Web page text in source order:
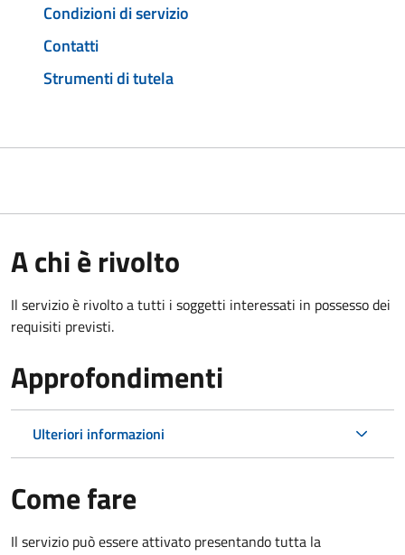
Condizioni di servizio
Contatti
Strumenti di tutela
A chi è rivolto
Il servizio è rivolto a tutti i soggetti interessati in possesso dei
requisiti previsti.
Approfondimenti
Ulteriori informazioni
Come fare
Il servizio può essere attivato presentando tutta la